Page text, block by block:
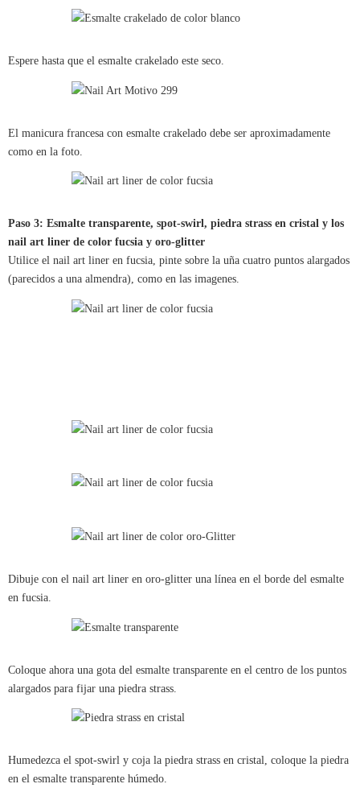
Espere hasta que el esmalte crakelado este seco.
El manicura francesa con esmalte crakelado debe ser aproximadamente
como en la foto.
Paso 3: Esmalte transparente, spot-swirl, piedra strass en cristal y los
nail art liner de color fucsia y oro-glitter
Utilice el nail art liner en fucsia, pinte sobre la uña cuatro puntos alargados
(parecidos a una almendra), como en las imagenes.
Dibuje con el nail art liner en oro-glitter una línea en el borde del esmalte
en fucsia.
Coloque ahora una gota del esmalte transparente en el centro de los puntos
alargados para fijar una piedra strass.
Humedezca el spot-swirl y coja la piedra strass en cristal, coloque la piedra
en el esmalte transparente húmedo.